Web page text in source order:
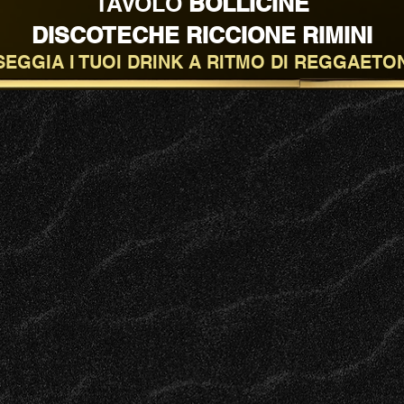
DISCOTECHE RICCIONE RIMINI
I TUOI DRINK A RITMO DI